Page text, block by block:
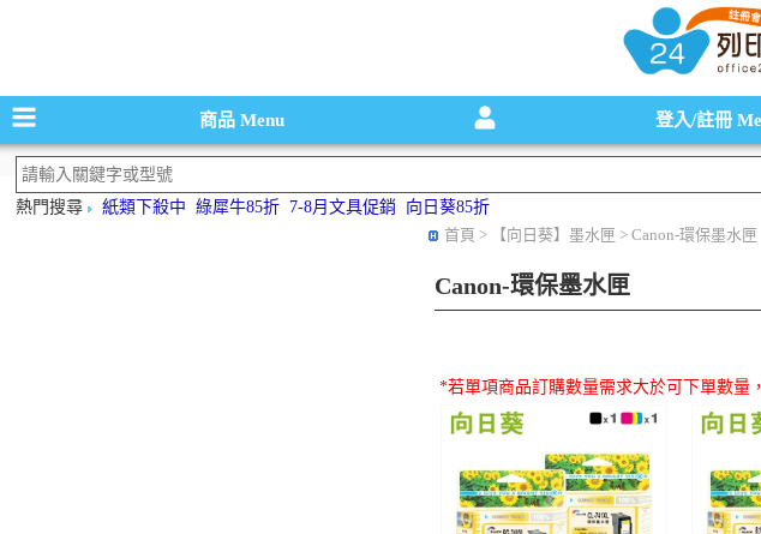
碳粉匣，墨水匣,原廠碳粉匣，副廠碳粉匣，
商品Menu 登入/註冊
熱門搜尋 紙類下殺中 綠犀牛85折 7-8月文具促銷
向日葵85折
首頁 > 【向日葵】墨水匣 > Canon-環保墨水匣
Canon-環保墨水匣
*若單項商品訂購數量需求大於可下單數量